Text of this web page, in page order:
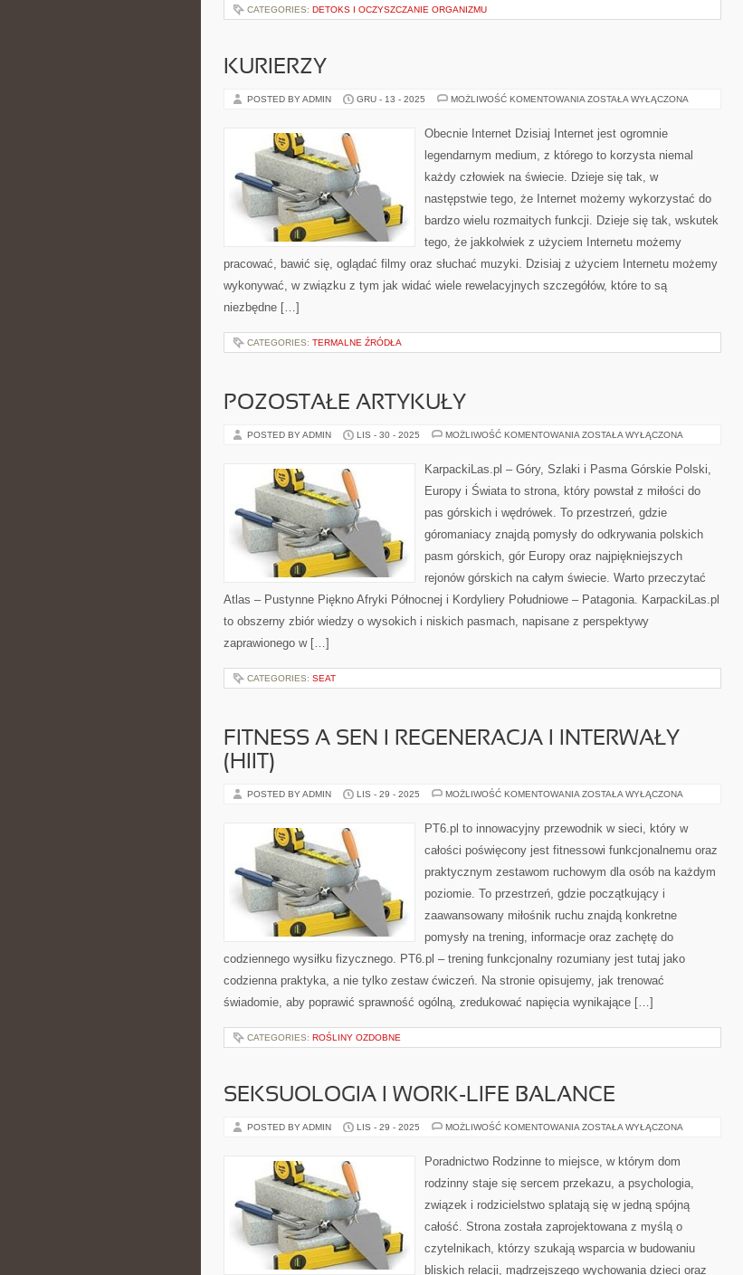
CATEGORIES: DETOKS I OCZYSZCZANIE ORGANIZMU
KURIERZY
POSTED BY ADMIN GRU - 13 - 2025 MOŻLIWOŚĆ KOMENTOWANIA KURIERZY
ZOSTAŁA WYŁĄCZONA
Obecnie Internet Dzisiaj Internet jest ogromnie
legendarnym medium, z którego to korzysta niemal
każdy człowiek na świecie. Dzieje się tak, w
następstwie tego, że Internet możemy wykorzystać do
bardzo wielu rozmaitych funkcji. Dzieje się tak, wskutek
tego, że jakkolwiek z użyciem Internetu możemy
pracować, bawić się, oglądać filmy oraz słuchać muzyki. Dzisiaj z użyciem Internetu możemy
wykonywać, w związku z tym jak widać wiele rewelacyjnych szczegółów, które to są
niezbędne […]
CATEGORIES: TERMALNE ŹRÓDŁA
POZOSTAŁE ARTYKUŁY
POSTED BY ADMIN LIS - 30 - 2025 MOŻLIWOŚĆ KOMENTOWANIA POZOSTAŁE
ZOSTAŁA WYŁĄCZONA
KarpackiLas.pl – Góry, Szlaki i Pasma Górskie Polski,
Europy i Świata to strona, który powstał z miłości do
pas górskich i wędrówek. To przestrzeń, gdzie
góromaniacy znajdą pomysły do odkrywania polskich
pasm górskich, gór Europy oraz najpiękniejszych
rejonów górskich na całym świecie. Warto przeczytać
Atlas – Pustynne Piękno Afryki Północnej i Kordyliery Południowe – Patagonia. KarpackiLas.pl
to obszerny zbiór wiedzy o wysokich i niskich pasmach, napisane z perspektywy
zaprawionego w […]
CATEGORIES: SEAT
FITNESS A SEN I REGENERACJA I INTERWAŁY
(HIIT)
POSTED BY ADMIN LIS - 29 - 2025 MOŻLIWOŚĆ KOMENTOWANIA FITNESS
REGENERACJA
INTERWAŁY
ZOSTAŁA WYŁĄCZONA
PT6.pl to innowacyjny przewodnik w sieci, który w
całości poświęcony jest fitnessowi funkcjonalnemu oraz
praktycznym zestawom ruchowym dla osób na każdym
poziomie. To przestrzeń, gdzie początkujący i
zaawansowany miłośnik ruchu znajdą konkretne
pomysły na trening, informacje oraz zachętę do
codziennego wysiłku fizycznego. PT6.pl – trening funkcjonalny rozumiany jest tutaj jako
codzienna praktyka, a nie tylko zestaw ćwiczeń. Na stronie opisujemy, jak trenować
świadomie, aby poprawić sprawność ogólną, zredukować napięcia wynikające […]
CATEGORIES: ROŚLINY OZDOBNE
SEKSUOLOGIA I WORK-LIFE BALANCE
POSTED BY ADMIN LIS - 29 - 2025 MOŻLIWOŚĆ KOMENTOWANIA SEKSUOLOGIA
BALANCE
ZOSTAŁA WYŁĄCZONA
Poradnictwo Rodzinne to miejsce, w którym dom
rodzinny staje się sercem przekazu, a psychologia,
związek i rodzicielstwo splatają się w jedną spójną
całość. Strona została zaprojektowana z myślą o
czytelnikach, którzy szukają wsparcia w budowaniu
bliskich relacji, mądrzejszego wychowania dzieci oraz